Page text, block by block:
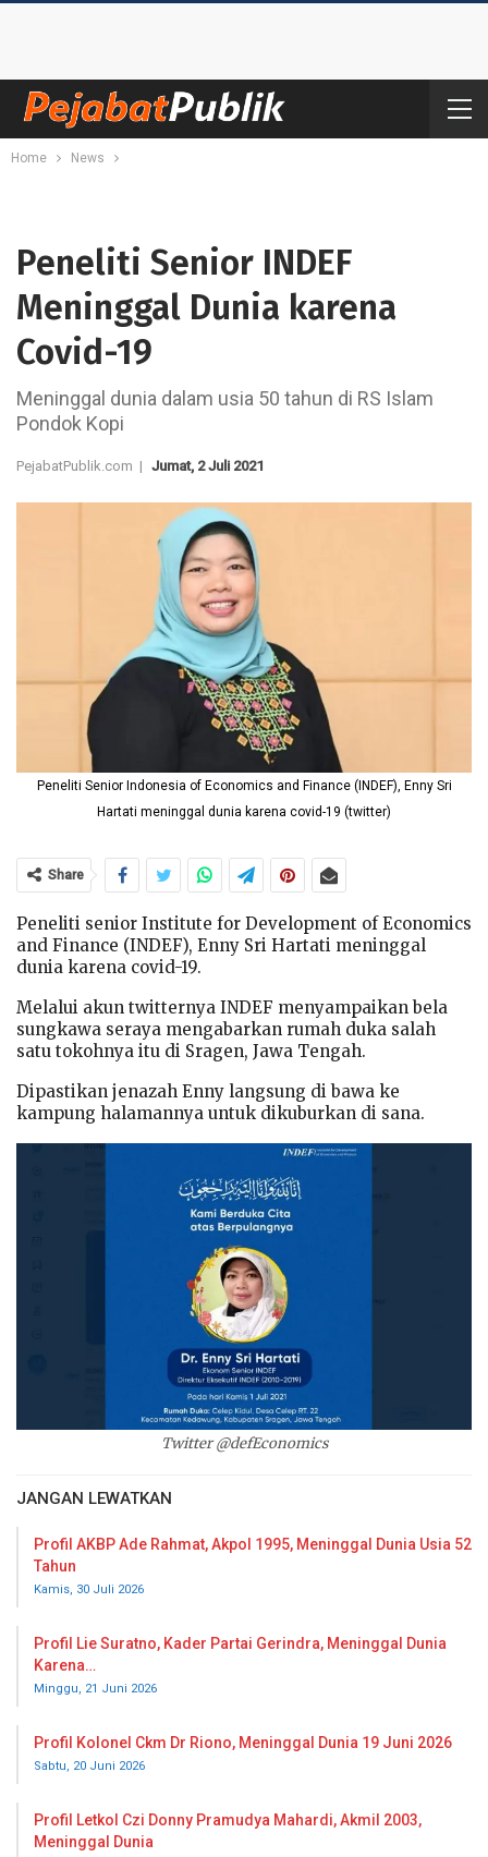
Home News
Peneliti Senior INDEF
Meninggal Dunia karena
Covid-19
Meninggal dunia dalam usia 50 tahun di RS Islam
Pondok Kopi
PejabatPublik.com | Jumat, 2 Juli 2021
Peneliti Senior Indonesia of Economics and Finance (INDEF), Enny Sri
Hartati meninggal dunia karena covid-19 (twitter)
Share
Peneliti senior Institute for Development of Economics
and Finance (INDEF), Enny Sri Hartati meninggal
dunia karena covid-19.
Melalui akun twitternya INDEF menyampaikan bela
sungkawa seraya mengabarkan rumah duka salah
satu tokohnya itu di Sragen, Jawa Tengah.
Dipastikan jenazah Enny langsung di bawa ke
kampung halamannya untuk dikuburkan di sana.
Twitter @defEconomics
JANGAN LEWATKAN
Profil AKBP Ade Rahmat, Akpol 1995, Meninggal Dunia Usia 52
Tahun
Kamis, 30 Juli 2026
Profil Lie Suratno, Kader Partai Gerindra, Meninggal Dunia
Karena…
Minggu, 21 Juni 2026
Profil Kolonel Ckm Dr Riono, Meninggal Dunia 19 Juni 2026
Sabtu, 20 Juni 2026
Profil Letkol Czi Donny Pramudya Mahardi, Akmil 2003,
Meninggal Dunia